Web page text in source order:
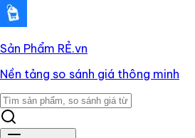
Sản Phẩm RẺ.vn
Nền tảng so sánh giá thông minh